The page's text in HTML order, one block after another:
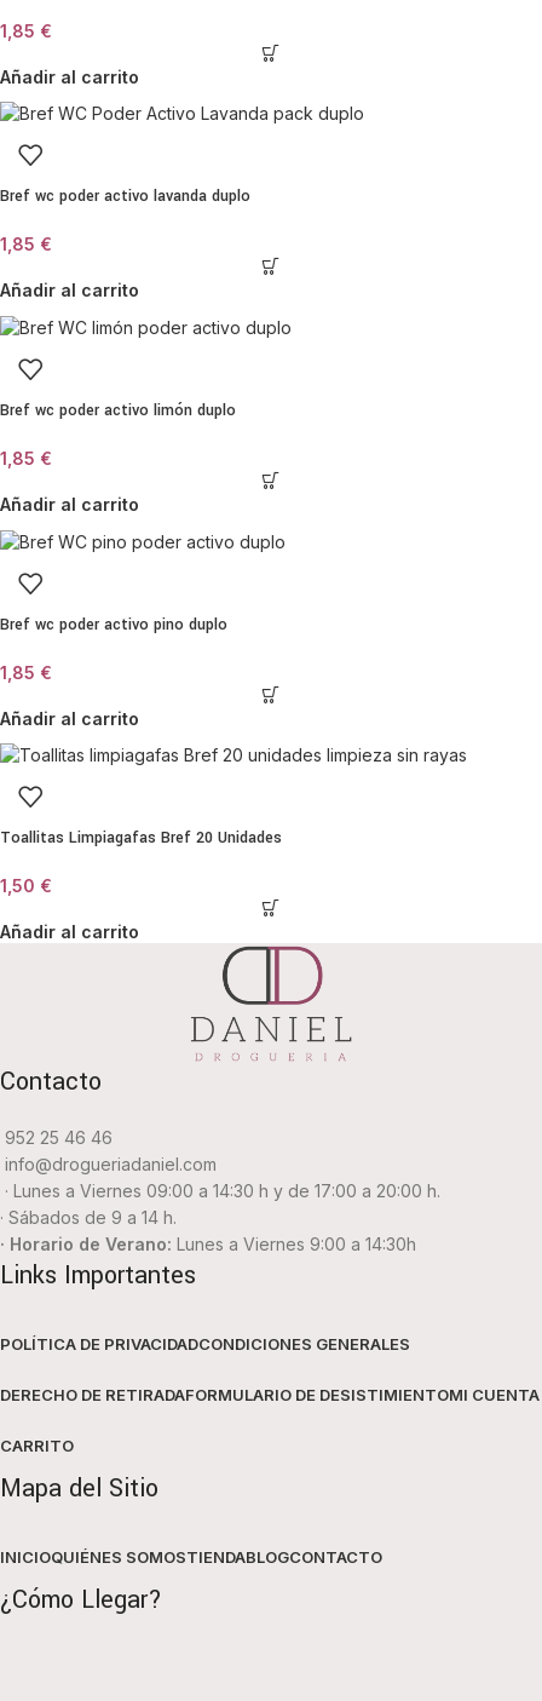
1,85 €
Añadir al carrito
Bref wc poder activo lavanda duplo
1,85 €
Añadir al carrito
Bref wc poder activo limón duplo
1,85 €
Añadir al carrito
Bref wc poder activo pino duplo
1,85 €
Añadir al carrito
Toallitas Limpiagafas Bref 20 Unidades
1,50 €
Añadir al carrito
Contacto
952 25 46 46
info@drogueriadaniel.com
· Lunes a Viernes 09:00 a 14:30 h y de 17:00 a 20:00 h.
· Sábados de 9 a 14 h.
· Horario de Verano: Lunes a Viernes 9:00 a 14:30h
Links Importantes
POLÍTICA DE PRIVACIDADCONDICIONES GENERALES
DERECHO DE RETIRADAFORMULARIO DE DESISTIMIENTOMI CUENTA
CARRITO
Mapa del Sitio
INICIOQUIÉNES SOMOSTIENDABLOGCONTACTO
¿Cómo Llegar?